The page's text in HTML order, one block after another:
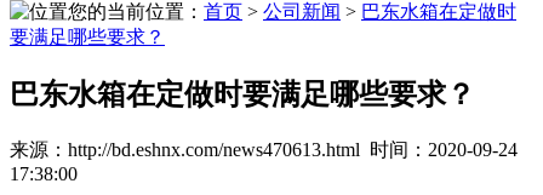
您的当前位置： 首页 > 公司新闻 > 巴东水箱在定做时
要满足哪些要求？
巴东水箱在定做时要满足哪些要求？
来源：http://bd.eshnx.com/news470613.html 时间：2020-09-24
17:38:00